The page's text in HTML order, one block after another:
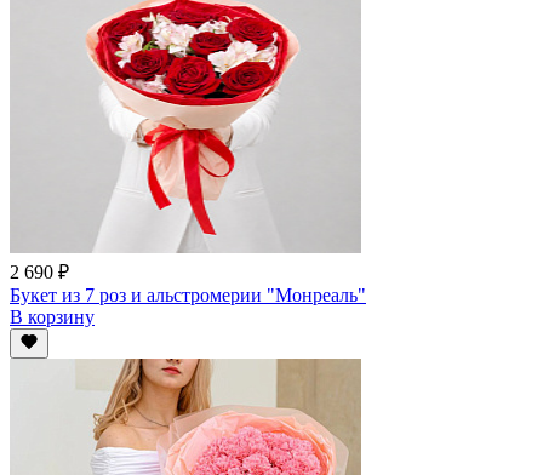
2 690 ₽
Букет из 7 роз и альстромерии "Монреаль"
В корзину